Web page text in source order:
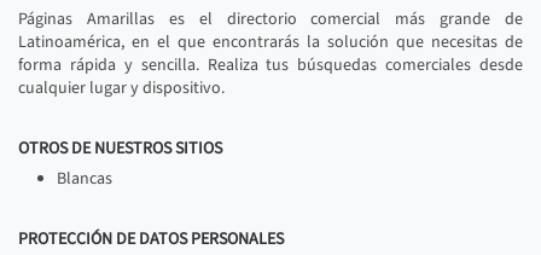
Páginas Amarillas es el directorio comercial más grande de
Latinoamérica, en el que encontrarás la solución que necesitas de
forma rápida y sencilla. Realiza tus búsquedas comerciales desde
cualquier lugar y dispositivo.
OTROS DE NUESTROS SITIOS
Blancas
PROTECCIÓN DE DATOS PERSONALES